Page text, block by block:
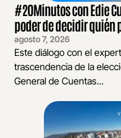
#20Minutos con Edie
poder de decidir quién
agosto 7, 2026
Este diálogo con el
trascendencia de la
General de Cuentas...